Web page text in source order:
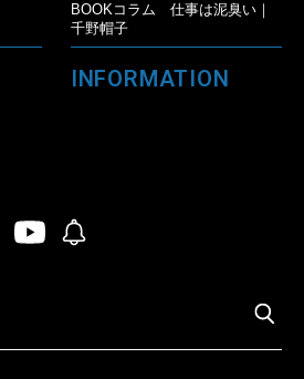
BOOKコラム 仕事は泥臭い｜
千野帽子
INFORMATION